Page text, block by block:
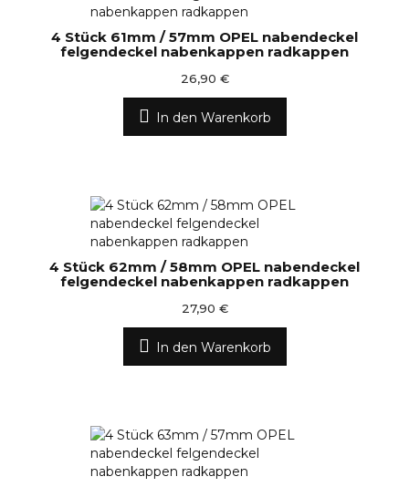
4 Stück 61mm / 57mm OPEL nabendeckel
felgendeckel nabenkappen radkappen
26,90 €
In den Warenkorb
4 Stück 62mm / 58mm OPEL nabendeckel
felgendeckel nabenkappen radkappen
27,90 €
In den Warenkorb